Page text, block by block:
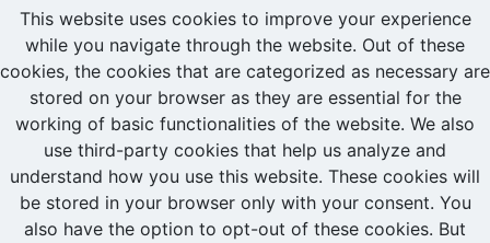
This website uses cookies to improve your experience
while you navigate through the website. Out of these
cookies, the cookies that are categorized as necessary are
stored on your browser as they are essential for the
working of basic functionalities of the website. We also
use third-party cookies that help us analyze and
understand how you use this website. These cookies will
be stored in your browser only with your consent. You
also have the option to opt-out of these cookies. But